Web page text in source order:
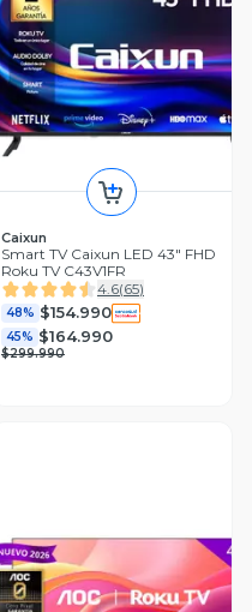
Caixun
Smart TV Caixun LED 43" FHD
Roku TV C43V1FR
4.6(65)
48% $154.990
45% $164.990
$299.990